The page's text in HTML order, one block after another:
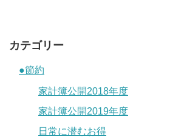
カテゴリー
●節約
家計簿公開2018年度
家計簿公開2019年度
日常に潜むお得